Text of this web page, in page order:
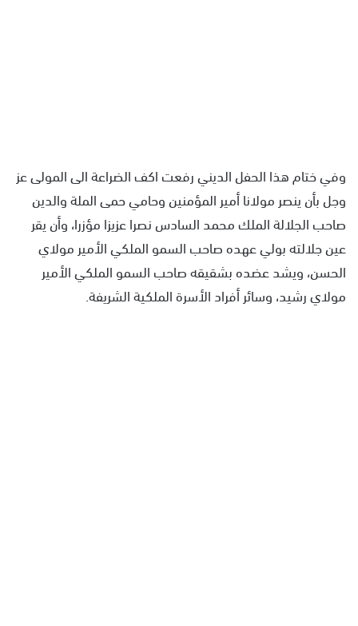
وفي ختام هذا الحفل الديني رفعت اكف الضراعة الى المولى عز
وجل بأن ينصر مولانا أمير المؤمنين وحامي حمى الملة والدين
صاحب الجلالة الملك محمد السادس نصرا عزيزا مؤزرا، وأن يقر
عين جلالته بولي عهده صاحب السمو الملكي الأمير مولاي
الحسن، ويشد عضده بشقيقه صاحب السمو الملكي الأمير
مولاي رشيد، وسائر أفراد الأسرة الملكية الشريفة.